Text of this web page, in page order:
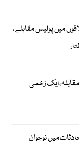
میں پولیس مقابلے،
ایک زخمی
میں نوجوان